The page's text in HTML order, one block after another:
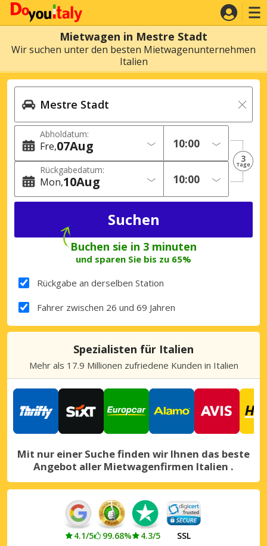
Mietwagen in Mestre Stadt
Wir suchen unter den besten Mietwagenunternehmen
Italien
Abholdatum:
Fre 07Aug
Rückgabedatum:
Mon 10Aug
3
Tage
Buchen sie in 3 minuten
und sparen Sie bis zu 65%
Rückgabe an derselben Station
Fahrer zwischen 26 und 69 Jahren
Spezialisten für Italien
Mehr als 17.9 Millionen zufriedene Kunden in Italien
Mit nur einer Suche finden wir Ihnen das beste
Angebot aller Mietwagenfirmen Italien .
4.1/5 99.68% 4.3/5 SSL